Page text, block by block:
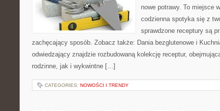
nowe potrawy. To miejsce
codzienna spotyka się z
sprawdzone receptury są
zachęcający sposób. Zobacz także: Dania bezglutenowe i
odwiedzający znajdzie rozbudowaną kolekcję receptur,
rodzinne, jak i wykwintne […]
CATEGORIES: NOWOŚCI I TRENDY